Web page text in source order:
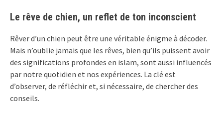
Le rêve de chien, un reflet de ton inconscient
Rêver d’un chien peut être une véritable énigme à décoder.
Mais n’oublie jamais que les rêves, bien qu’ils puissent avoir
des significations profondes en islam, sont aussi influencés
par notre quotidien et nos expériences. La clé est
d’observer, de réfléchir et, si nécessaire, de chercher des
conseils.